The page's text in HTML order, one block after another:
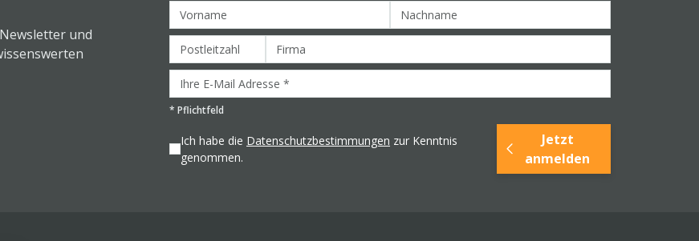
und
* Pflichtfeld
Ich habe die Datenschutzbestimmungen zur Kenntnis
genommen.
Jetzt
anmelden